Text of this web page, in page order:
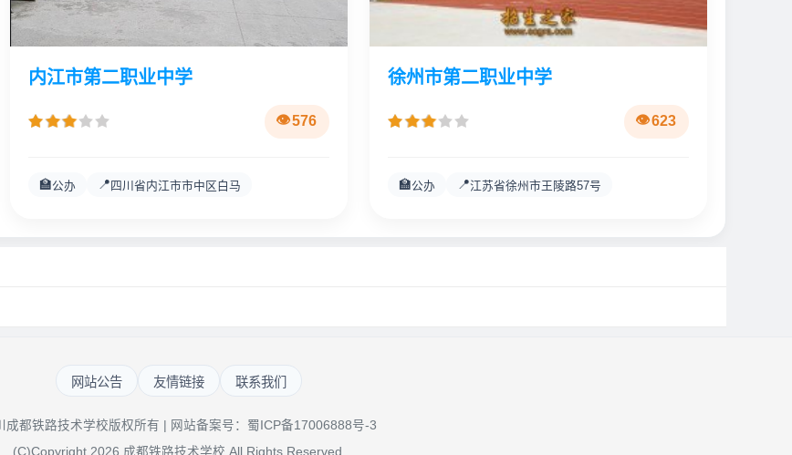
内江市第二职业中学
576
🏫公办 📍四川省内江市市中区白马
徐州市第二职业中学
623
🏫公办 📍江苏省徐州市王陵路57号
网站公告 友情链接 联系我们
成都铁路技术学校版权所有 | 网站备案号： 蜀ICP备17006888号-3
(C)Copyright 2026 成都铁路技术学校 All Rights Reserved.